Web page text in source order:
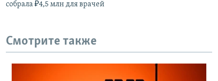
собрала ₽4,5 млн для врачей
Смотрите также